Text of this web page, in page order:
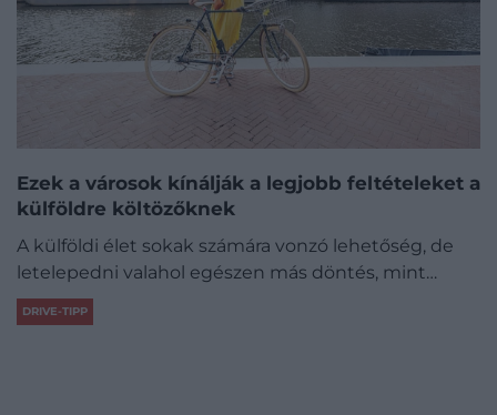
Ezek a városok kínálják a legjobb feltételeket a
külföldre költözőknek
A külföldi élet sokak számára vonzó lehetőség, de
letelepedni valahol egészen más döntés, mint…
DRIVE-TIPP